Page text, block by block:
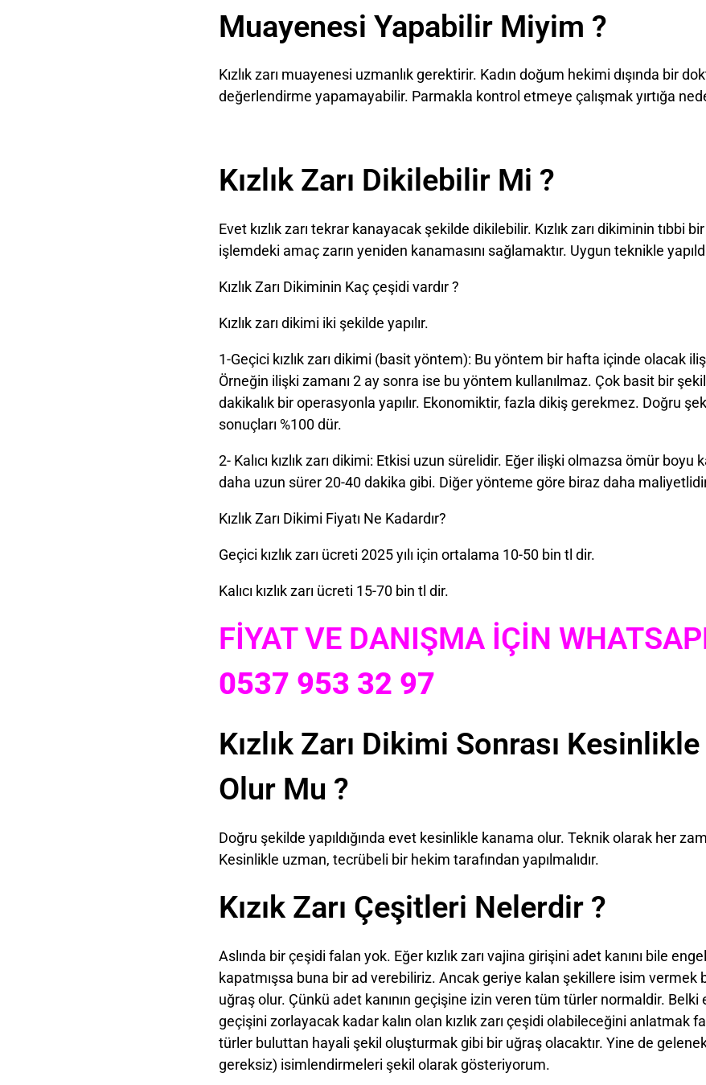
Muayenesi Yapabilir Miyim ?
Kızlık zarı muayenesi uzmanlık gerektirir. Kadın doğum hekimi dışında bir
değerlendirme yapamayabilir. Parmakla kontrol etmeye çalışmak yırtığa
Kızlık Zarı Dikilebilir Mi ?
Evet kızlık zarı tekrar kanayacak şekilde dikilebilir. Kızlık zarı dikiminin tıbbi
işlemdeki amaç zarın yeniden kanamasını sağlamaktır. Uygun teknikle
Kızlık Zarı Dikiminin Kaç çeşidi vardır ?
Kızlık zarı dikimi iki şekilde yapılır.
1-Geçici kızlık zarı dikimi (basit yöntem): Bu yöntem bir hafta içinde olacak
Örneğin ilişki zamanı 2 ay sonra ise bu yöntem kullanılmaz. Çok basit bir
dakikalık bir operasyonla yapılır. Ekonomiktir, fazla dikiş gerekmez. Doğru
sonuçları %100 dür.
2- Kalıcı kızlık zarı dikimi: Etkisi uzun sürelidir. Eğer ilişki olmazsa ömür boyu
daha uzun sürer 20-40 dakika gibi. Diğer yönteme göre biraz daha
Kızlık Zarı Dikimi Fiyatı Ne Kadardır?
Geçici kızlık zarı ücreti 2025 yılı için ortalama 10-50 bin tl dir.
Kalıcı kızlık zarı ücreti 15-70 bin tl dir.
FİYAT VE DANIŞMA İÇİN
0537 953 32 97
Kızlık Zarı Dikimi Sonrası
Olur Mu ?
Doğru şekilde yapıldığında evet kesinlikle kanama olur. Teknik olarak her
Kesinlikle uzman, tecrübeli bir hekim tarafından yapılmalıdır.
Kızık Zarı Çeşitleri Nelerdir ?
Aslında bir çeşidi falan yok. Eğer kızlık zarı vajina girişini adet kanını bile
kapatmışsa buna bir ad verebiliriz. Ancak geriye kalan şekillere isim vermek
uğraş olur. Çünkü adet kanının geçişine izin veren tüm türler normaldir.
geçişini zorlayacak kadar kalın olan kızlık zarı çeşidi olabileceğini anlatmak
türler buluttan hayali şekil oluşturmak gibi bir uğraş olacaktır. Yine de
gereksiz) isimlendirmeleri şekil olarak gösteriyorum.